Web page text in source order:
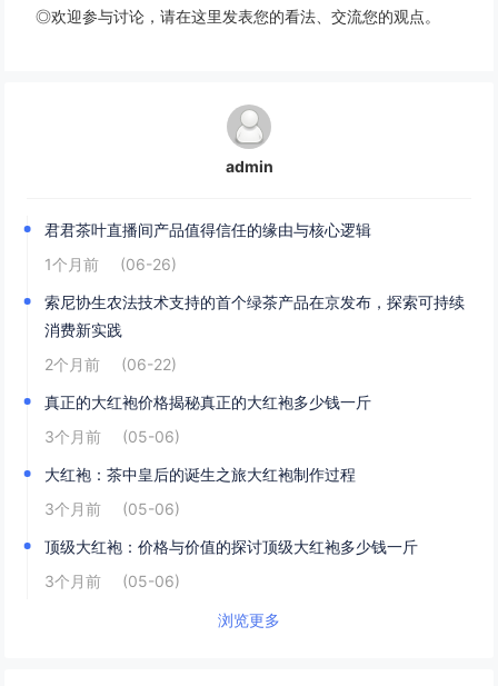
◎欢迎参与讨论，请在这里发表您的看法、交流您的观点。
admin
君君茶叶直播间产品值得信任的缘由与核心逻辑
1个月前
(06-26)
索尼协生农法技术支持的首个绿茶产品在京发布，探索可持续
消费新实践
2个月前
(06-22)
真正的大红袍价格揭秘真正的大红袍多少钱一斤
3个月前
(05-06)
大红袍：茶中皇后的诞生之旅大红袍制作过程
3个月前
(05-06)
顶级大红袍：价格与价值的探讨顶级大红袍多少钱一斤
3个月前
(05-06)
浏览更多